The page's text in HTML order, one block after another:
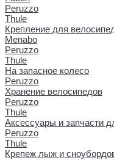
Peruzzo
Thule
Крепление для
Menabo
Peruzzo
Thule
На запасное колесо
Peruzzo
Хранение велосипедов
Peruzzo
Thule
Аксессуары и запчасти
Peruzzo
Thule
Крепеж лыж и